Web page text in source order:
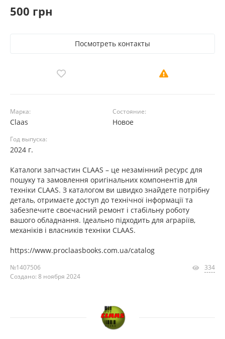
500 грн
Посмотреть контакты
Марка:
Claas
Состояние:
Новое
Год выпуска:
2024 г.
Каталоги запчастин CLAAS – це незамінний ресурс для
пошуку та замовлення оригінальних компонентів для
техніки CLAAS. З каталогом ви швидко знайдете потрібну
деталь, отримаєте доступ до технічної інформації та
забезпечите своєчасний ремонт і стабільну роботу
вашого обладнання. Ідеально підходить для аграріїв,
механіків і власників техніки CLAAS.
https://www.proclaasbooks.com.ua/catalog
№1407506
Создано: 8 ноября 2024
334